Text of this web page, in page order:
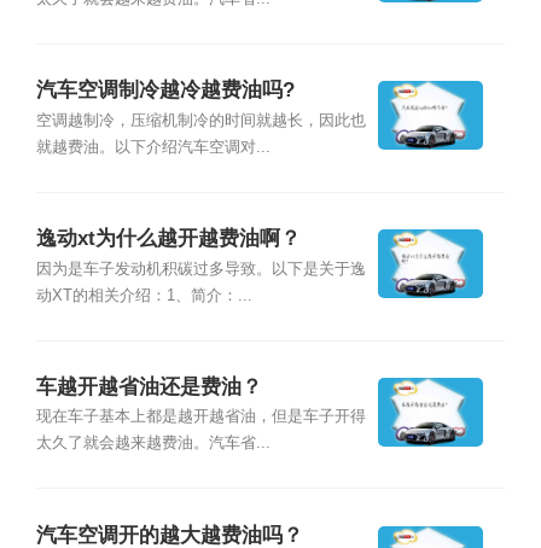
汽车空调制冷越冷越费油吗?
空调越制冷，压缩机制冷的时间就越长，因此也
就越费油。以下介绍汽车空调对...
逸动xt为什么越开越费油啊？
因为是车子发动机积碳过多导致。以下是关于逸
动XT的相关介绍：1、简介：...
车越开越省油还是费油？
现在车子基本上都是越开越省油，但是车子开得
太久了就会越来越费油。汽车省...
汽车空调开的越大越费油吗？